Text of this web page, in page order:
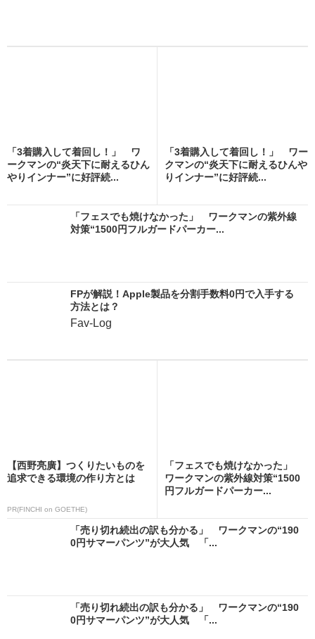
「3着購入して着回し！」 ワ
ークマンの“炎天下に耐えるひん
やりインナー”に好評続...
「3着購入して着回し！」 ワー
クマンの“炎天下に耐えるひんや
りインナー”に好評続...
「フェスでも焼けなかった」 ワークマンの紫外線
対策“1500円フルガードパーカー...
FPが解説！Apple製品を分割手数料0円で入手する
方法とは？
Fav-Log
【西野亮廣】つくりたいものを
追求できる環境の作り方とは
PR(FINCHI on GOETHE)
「フェスでも焼けなかった」
ワークマンの紫外線対策“1500
円フルガードパーカー...
「売り切れ続出の訳も分かる」 ワークマンの“190
0円サマーパンツ”が大人気 「...
「売り切れ続出の訳も分かる」 ワークマンの“190
0円サマーパンツ”が大人気 「...